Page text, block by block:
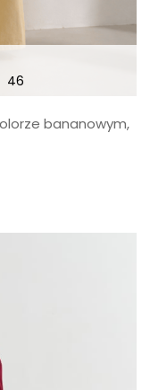
46
bananowym,